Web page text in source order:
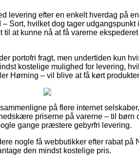
levering efter en enkelt hverdag på
Sort, hvilket dog tager udgangspunkt
at kunne nå at få varerne
portofri fragt, men undertiden kun
kostelige mulighed for levering,
Hørning – vil blive at få kørt
på flere internet
priserne på varerne – til børn
gange præstere gebyrfri levering.
nogle få webbutikker efter rabat
den mindst kostelige pris.